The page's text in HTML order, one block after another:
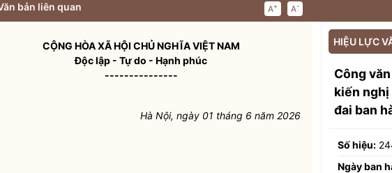
bản liên quan A+ A-
CỘNG HÒA XÃ HỘI CHỦ NGHĨA VIỆT NAM
Độc lập - Tự do - Hạnh phúc
---------------
Hà Nội, ngày 01 tháng 6 năm 2026
HIỆU LỰC
Công
kiến nghị
đai ban
Số hiệu:
Ngày ban